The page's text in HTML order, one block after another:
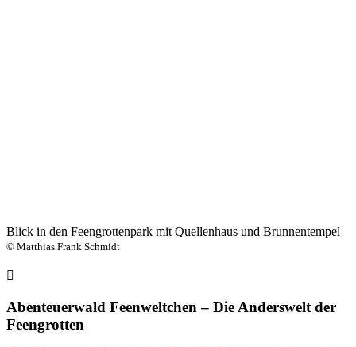
Blick in den Feengrottenpark mit Quellenhaus und Brunnentempel
© Matthias Frank Schmidt
Abenteuerwald Feenweltchen – Die Anderswelt der
Feengrotten